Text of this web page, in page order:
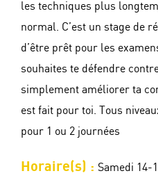
les techniques plus
normal. C’est un stage de
d’être prêt pour les
souhaites te défendre
simplement améliorer ta
est fait pour toi. Tous
pour 1 ou 2 journées
Horaire(s) : Samedi 14-